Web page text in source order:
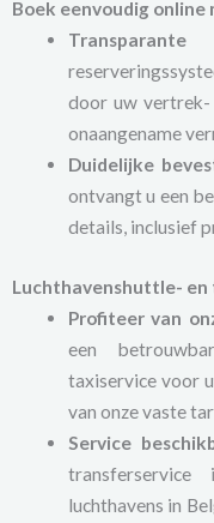
Boek eenvoudig
Transparante
door uw vertrek-
onaangename
Duidelijke
ontvangt u een
details, inclusief
Luchthavenshuttle- en
Profiteer van
een
taxiservice voor
van onze vaste
Service
transferservice
luchthavens in